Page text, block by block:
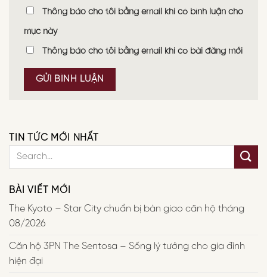
Thông báo cho tôi bằng email khi có bình luận cho
mục này
Thông báo cho tôi bằng email khi có bài đăng mới
TIN TỨC MỚI NHẤT
BÀI VIẾT MỚI
The Kyoto – Star City chuẩn bị bàn giao căn hộ tháng
08/2026
Căn hộ 3PN The Sentosa – Sống lý tưởng cho gia đình
hiện đại